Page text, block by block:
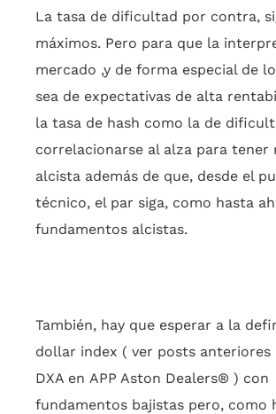
La tasa de dificultad por contra,
máximos. Pero para que la
mercado ,y de forma especial de
sea de expectativas de alta
la tasa de hash como la de
correlacionarse al alza para tener
alcista además de que, desde el
técnico, el par siga, como hasta
fundamentos alcistas.
También, hay que esperar a la
dollar index ( ver posts anteriores
DXA en APP Aston Dealers® ) con
fundamentos bajistas pero, como